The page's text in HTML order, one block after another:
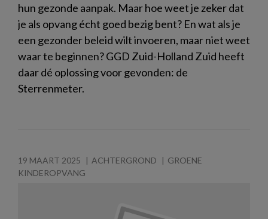
hun gezonde aanpak. Maar hoe weet je zeker dat
je als opvang écht goed bezig bent? En wat als je
een gezonder beleid wilt invoeren, maar niet weet
waar te beginnen? GGD Zuid-Holland Zuid heeft
daar dé oplossing voor gevonden: de
Sterrenmeter.
19 MAART 2025 ACHTERGROND
GROENE
KINDEROPVANG